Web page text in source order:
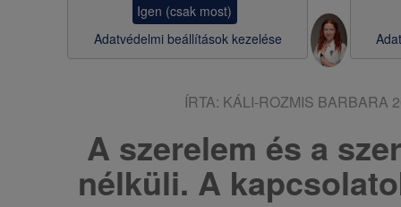
Igen (csak most)
Adatvédelmi beállítások kezelése
ÍRTA: KÁLI-ROZMIS BARBARA
A szerelem és a
nélküli. A